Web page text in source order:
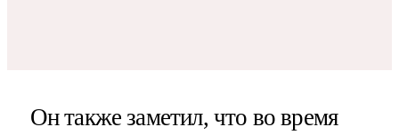
Он также заметил, что во время